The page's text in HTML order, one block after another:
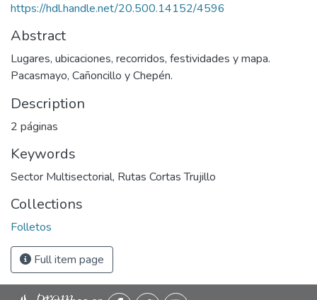
https://hdl.handle.net/20.500.14152/4596
Abstract
Lugares, ubicaciones, recorridos, festividades y mapa.
Pacasmayo, Cañoncillo y Chepén.
Description
2 páginas
Keywords
Sector Multisectorial, Rutas Cortas Trujillo
Collections
Folletos
Full item page